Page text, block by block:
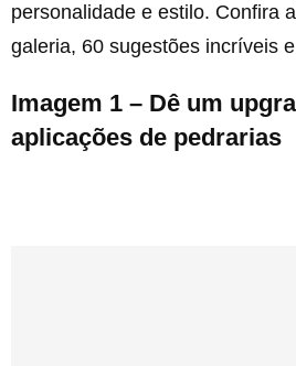
personalidade e estilo. Confira
galeria, 60 sugestões incríveis
Imagem 1 – Dê um
aplicações de pedrarias